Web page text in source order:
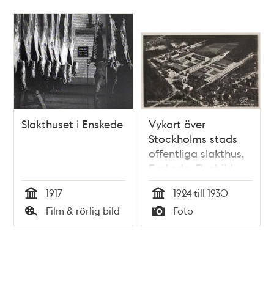
Lista
Karta
träffar
Slakthuset i Enskede
Tid
1917
Typ
Film & rörlig bild
Vykort över
Stockholms stads
offentliga slakthus,
Enskede. Flygbild.
Tid
1924 till 1930
Typ
Foto